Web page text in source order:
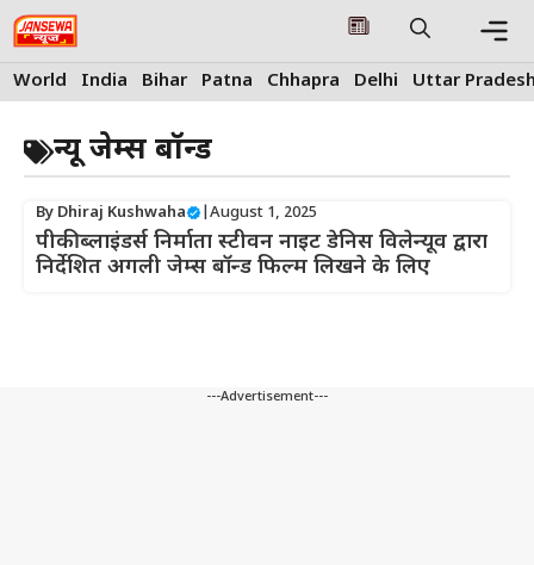
Skip
to
content
World India Bihar Patna Chhapra Delhi Uttar
न्यू जेम्स बॉन्ड
By Dhiraj Kushwaha August 1, 2025
पीकी ब्लाइंडर्स निर्माता स्टीवन नाइट डेनिस विलेन्यूव द्वारा
निर्देशित अगली जेम्स बॉन्ड फिल्म लिखने के लिए
---Advertisement---